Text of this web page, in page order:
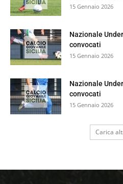
15 Gennaio 2026
Nazionale
convocati
15 Gennaio 2026
Nazionale
convocati
15 Gennaio 2026
Carica